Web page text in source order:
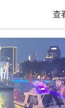
查